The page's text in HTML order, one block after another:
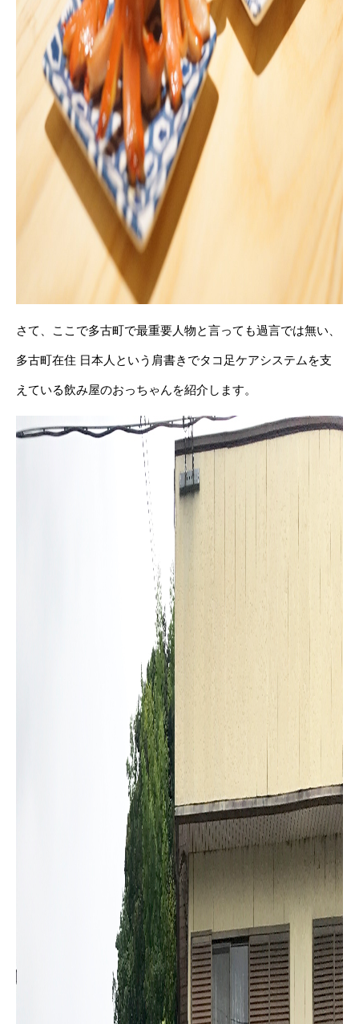
さて、ここで多古町で最重要人物と言っても過言では無い、
多古町在住 日本人という肩書きでタコ足ケアシステムを支
えている飲み屋のおっちゃんを紹介します。